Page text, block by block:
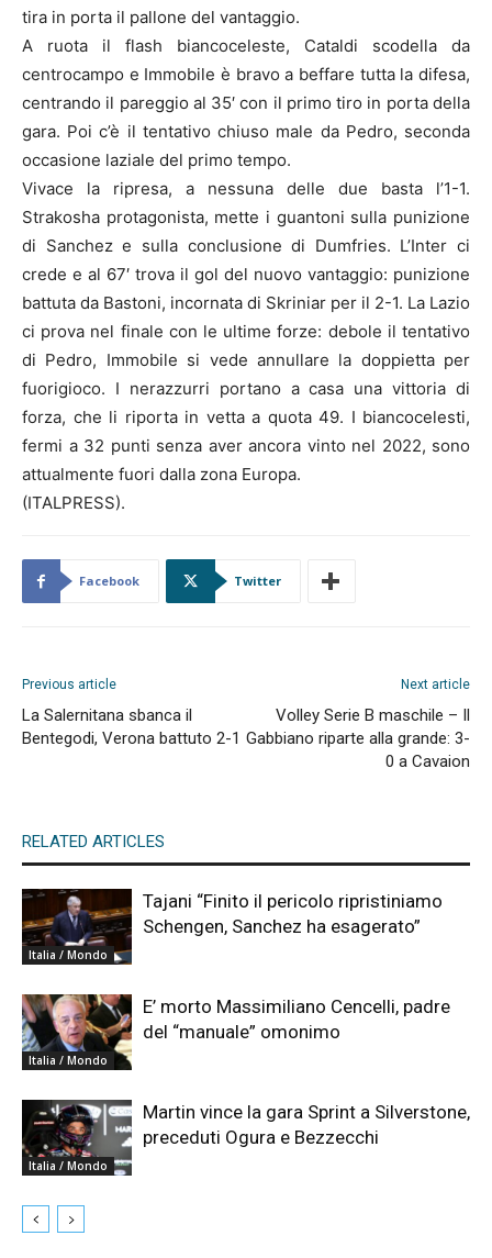
tira in porta il pallone del vantaggio.
A ruota il flash biancoceleste, Cataldi scodella da
centrocampo e Immobile è bravo a beffare tutta la difesa,
centrando il pareggio al 35′ con il primo tiro in porta della
gara. Poi c’è il tentativo chiuso male da Pedro, seconda
occasione laziale del primo tempo.
Vivace la ripresa, a nessuna delle due basta l’1-1.
Strakosha protagonista, mette i guantoni sulla punizione
di Sanchez e sulla conclusione di Dumfries. L’Inter ci
crede e al 67′ trova il gol del nuovo vantaggio: punizione
battuta da Bastoni, incornata di Skriniar per il 2-1. La Lazio
ci prova nel finale con le ultime forze: debole il tentativo
di Pedro, Immobile si vede annullare la doppietta per
fuorigioco. I nerazzurri portano a casa una vittoria di
forza, che li riporta in vetta a quota 49. I biancocelesti,
fermi a 32 punti senza aver ancora vinto nel 2022, sono
attualmente fuori dalla zona Europa.
(ITALPRESS).
Facebook Twitter
Previous article
La Salernitana sbanca il
Bentegodi, Verona battuto 2-1
Next article
Volley Serie B maschile – Il
Gabbiano riparte alla grande: 3-
0 a Cavaion
RELATED ARTICLES
Italia / Mondo
Tajani “Finito il pericolo ripristiniamo
Schengen, Sanchez ha esagerato”
Italia / Mondo
E’ morto Massimiliano Cencelli, padre
del “manuale” omonimo
Italia / Mondo
Martin vince la gara Sprint a Silverstone,
preceduti Ogura e Bezzecchi